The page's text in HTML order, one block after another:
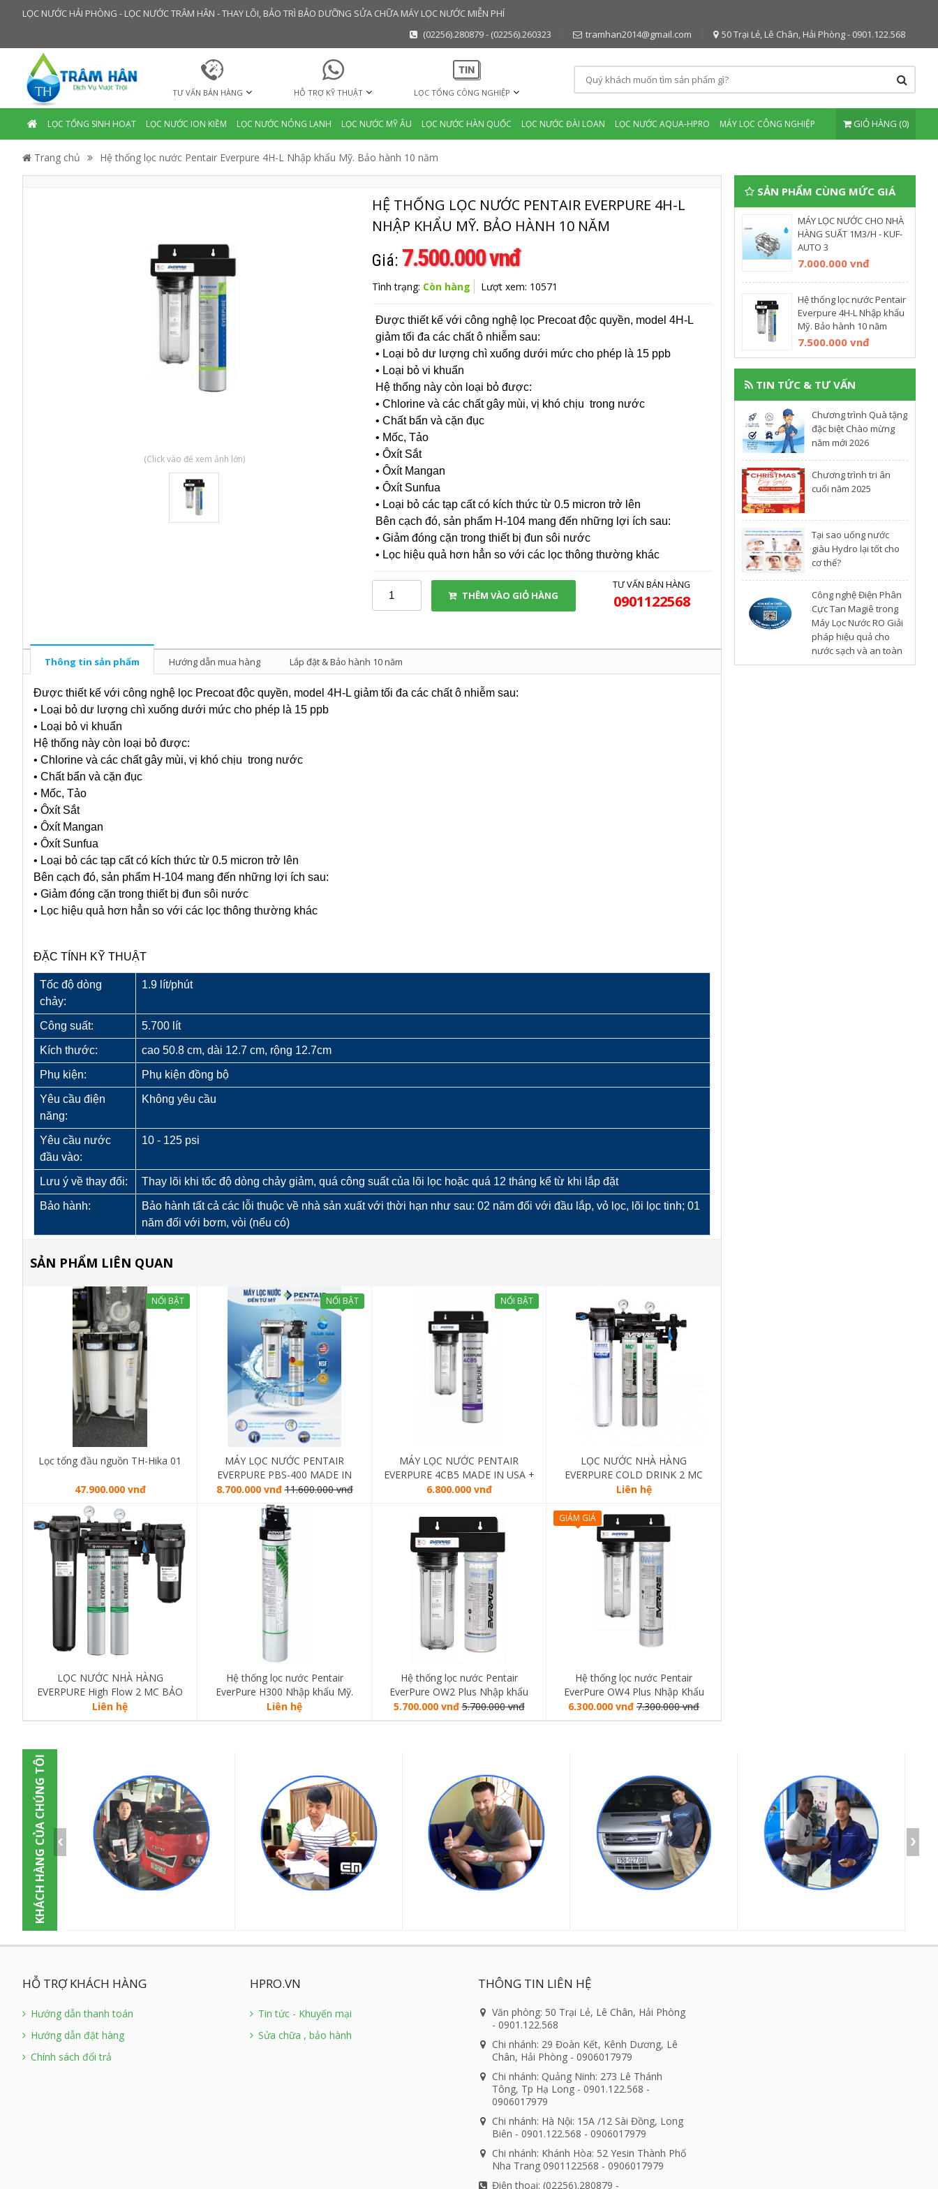
LỌC NƯỚC HẢI PHÒNG - LỌC NƯỚC TRÂM HÂN - THAY LÕI, BẢO TRÌ BẢO DƯỠNG SỬA CHỮA MÁY LỌC NƯỚC MIỄN PHÍ
(02256).280879 - (02256).260323
tramhan2014@gmail.com 50 Trại Lẻ, Lê Chân, Hải Phòng - 0901.122.568
TƯ VẤN BÁN HÀNG HỖ TRỢ KỸ THUẬT LỌC TỔNG CÔNG NGHIỆP
LỌC TỔNG SINH HOẠT LỌC NƯỚC ION KIỀM LỌC NƯỚC NÓNG LẠNH LỌC NƯỚC MỸ ÂU LỌC NƯỚC HÀN QUỐC LỌC NƯỚC ĐÀI LOAN LỌC NƯỚC AQUA-HPRO MÁY LỌC CÔNG NGHIỆP GIỎ HÀNG (0)
Trang chủ Hệ thống lọc nước Pentair Everpure 4H-L Nhập khẩu Mỹ. Bảo hành 10 năm
(Click vào để xem ảnh lớn)
HỆ THỐNG LỌC NƯỚC PENTAIR EVERPURE 4H-L
NHẬP KHẨU MỸ. BẢO HÀNH 10 NĂM
Giá: 7.500.000 vnđ
Tình trạng: Còn hàng Lượt xem: 10571
Được thiết kế với công nghệ lọc Precoat độc quyền, model 4H-L
giảm tối đa các chất ô nhiễm sau:
• Loại bỏ dư lượng chì xuống dưới mức cho phép là 15 ppb
• Loại bỏ vi khuẩn
Hệ thống này còn loại bỏ được:
• Chlorine và các chất gây mùi, vị khó chịu trong nước
• Chất bẩn và cặn đục
• Mốc, Tảo
• Ôxít Sắt
• Ôxít Mangan
• Ôxít Sunfua
• Loại bỏ các tạp cất có kích thức từ 0.5 micron trở lên
Bên cạch đó, sản phẩm H-104 mang đến những lợi ích sau:
• Giảm đóng cặn trong thiết bị đun sôi nước
• Lọc hiệu quả hơn hẳn so với các lọc thông thường khác
THÊM VÀO GIỎ HÀNG
TƯ VẤN BÁN HÀNG
0901122568
Thông tin sản phẩm Hướng dẫn mua hàng Lắp đặt & Bảo hành 10 năm
Được thiết kế với công nghệ lọc Precoat độc quyền, model 4H-L giảm tối đa các chất ô nhiễm sau:
• Loại bỏ dư lượng chì xuống dưới mức cho phép là 15 ppb
• Loại bỏ vi khuẩn
Hệ thống này còn loại bỏ được:
• Chlorine và các chất gây mùi, vị khó chịu trong nước
• Chất bẩn và cặn đục
• Mốc, Tảo
• Ôxít Sắt
• Ôxít Mangan
• Ôxít Sunfua
• Loại bỏ các tạp cất có kích thức từ 0.5 micron trở lên
Bên cạch đó, sản phẩm H-104 mang đến những lợi ích sau:
• Giảm đóng cặn trong thiết bị đun sôi nước
• Lọc hiệu quả hơn hẳn so với các lọc thông thường khác
ĐẶC TÍNH KỸ THUẬT
Tốc độ dòng
chảy:
1.9 lít/phút
Công suất: 5.700 lít
Kích thước: cao 50.8 cm, dài 12.7 cm, rộng 12.7cm
Phụ kiện: Phụ kiện đồng bộ
Yêu cầu điện
năng:
Không yêu cầu
Yêu cầu nước
đầu vào:
10 - 125 psi
Lưu ý về thay đổi: Thay lõi khi tốc độ dòng chảy giảm, quá công suất của lõi lọc hoặc quá 12 tháng kể từ khi lắp đặt
Bảo hành:
Bảo hành tất cả các lỗi thuộc về nhà sản xuất với thời hạn như sau: 02 năm đối với đầu lắp, vỏ lọc, lõi lọc tinh; 01
năm đối với bơm, vòi (nếu có)
SẢN PHẨM LIÊN QUAN
NỔI BẬT
Lọc tổng đầu nguồn TH-Hika 01
47.900.000 vnđ
NỔI BẬT
MÁY LỌC NƯỚC PENTAIR
EVERPURE PBS-400 MADE IN
USA
8.700.000 vnđ 11.600.000 vnđ
NỔI BẬT
MÁY LỌC NƯỚC PENTAIR
EVERPURE 4CB5 MADE IN USA +
LỌC THÔ QL1 + LÕI LỌC DIỆT
MADE IN CANADA
6.800.000 vnđ
LỌC NƯỚC NHÀ HÀNG
EVERPURE COLD DRINK 2 MC
BẢO HÀNH 10 NĂM - CS
Liên hệ
LỌC NƯỚC NHÀ HÀNG
EVERPURE High Flow 2 MC BẢO
HÀNH 10 NĂM - CS 12,7lít/giờ
Liên hệ
Hệ thống lọc nước Pentair
EverPure H300 Nhập khẩu Mỹ.
Bảo Hành 10 năm
Liên hệ
Hệ thống lọc nước Pentair
EverPure OW2 Plus Nhập khẩu
Mỹ. Bảo Hành 10 năm
5.700.000 vnđ 5.700.000 vnđ
GIẢM GIÁ
Hệ thống lọc nước Pentair
EverPure OW4 Plus Nhập Khẩu
Mỹ. Bảo hành 10 năm.
6.300.000 vnđ 7.300.000 vnđ
SẢN PHẨM CÙNG MỨC GIÁ
MÁY LỌC NƯỚC CHO NHÀ
HÀNG SUẤT 1M3/H - KUF-
AUTO 3
7.000.000 vnđ
Hệ thống lọc nước Pentair
Everpure 4H-L Nhập khẩu
Mỹ. Bảo hành 10 năm
7.500.000 vnđ
TIN TỨC & TƯ VẤN
Chương trình Quà tặng
đặc biệt Chào mừng
năm mới 2026
Chương trình tri ân
cuối năm 2025
​Tại sao uống nước
giàu Hydro lại tốt cho
cơ thể?
Công nghệ Điện Phân
Cực Tan Magiê trong
Máy Lọc Nước RO Giải
pháp hiệu quả cho
nước sạch và an toàn
KHÁCH HÀNG CỦA CHÚNG TÔI
HỖ TRỢ KHÁCH HÀNG
Hướng dẫn thanh toán
Hướng dẫn đặt hàng
Chính sách đổi trả
HPRO.VN
Tin tức - Khuyến mại
Sửa chữa , bảo hành
THÔNG TIN LIÊN HỆ
Văn phòng: 50 Trại Lẻ, Lê Chân, Hải Phòng
- 0901.122.568
Chi nhánh: 29 Đoàn Kết, Kênh Dương, Lê
Chân, Hải Phòng - 0906017979
Chi nhánh: Quảng Ninh: 273 Lê Thánh
Tông, Tp Hạ Long - 0901.122.568 -
0906017979
Chi nhánh: Hà Nội: 15A /12 Sài Đồng, Long
Biên - 0901.122.568 - 0906017979
Chi nhánh: Khánh Hòa: 52 Yesin Thành Phố
Nha Trang 0901122568 - 0906017979
Điện thoại: (02256).280879 -